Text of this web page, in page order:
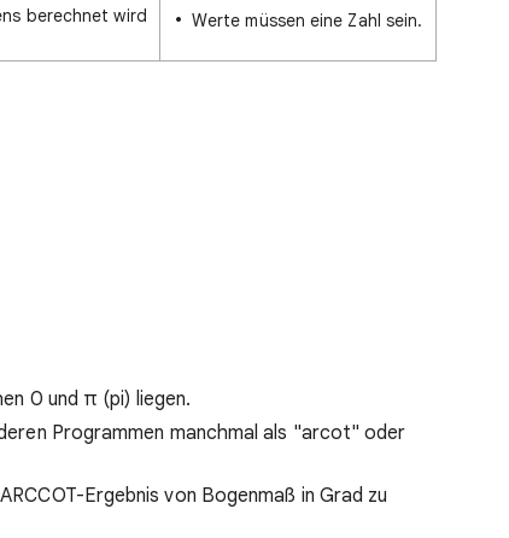
berechnet wird Werte müssen eine Zahl sein.
0 und π (pi) liegen.
Programmen manchmal als "arcot" oder
Ergebnis von Bogenmaß in Grad zu